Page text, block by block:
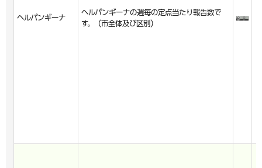
ヘルパンギーナ
ヘルパンギーナの週毎の定点当たり報告数で
す。（市全体及び区別）